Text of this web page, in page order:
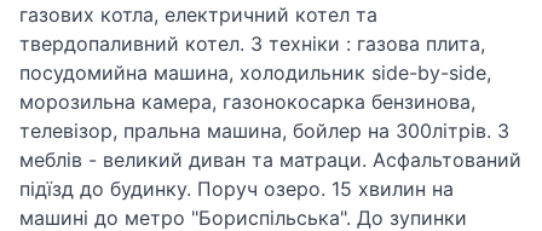
газових котла, електричний котел та
твердопаливний котел. З техніки : газова плита,
посудомийна машина, холодильник side-by-side,
морозильна камера, газонокосарка бензинова,
телевізор, пральна машина, бойлер на 300літрів. З
меблів - великий диван та матраци. Асфальтований
підїзд до будинку. Поруч озеро. 15 хвилин на
машині до метро "Бориспільська". До зупинки